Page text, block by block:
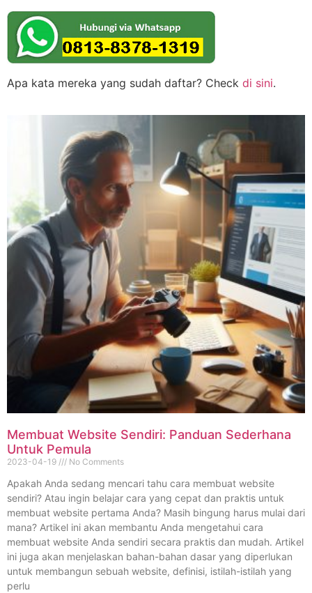
Apa kata mereka yang sudah daftar? Check di sini.
Membuat Website Sendiri: Panduan Sederhana
Untuk Pemula
2023-04-19 No Comments
Apakah Anda sedang mencari tahu cara membuat website
sendiri? Atau ingin belajar cara yang cepat dan praktis untuk
membuat website pertama Anda? Masih bingung harus mulai dari
mana? Artikel ini akan membantu Anda mengetahui cara
membuat website Anda sendiri secara praktis dan mudah. Artikel
ini juga akan menjelaskan bahan-bahan dasar yang diperlukan
untuk membangun sebuah website, definisi, istilah-istilah yang
perlu